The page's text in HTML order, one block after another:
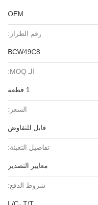
OEM
رقم الطراز:
BCW49C8
الـ MOQ:
1 قطعة
السعر:
قابل للتفاوض
تفاصيل التعبئة:
معايير التصدير
شروط الدفع: